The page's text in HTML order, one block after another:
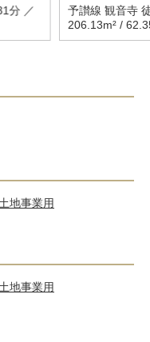
分 ／
予讃線 観音寺
206.13m² /
地事業用
地事業用